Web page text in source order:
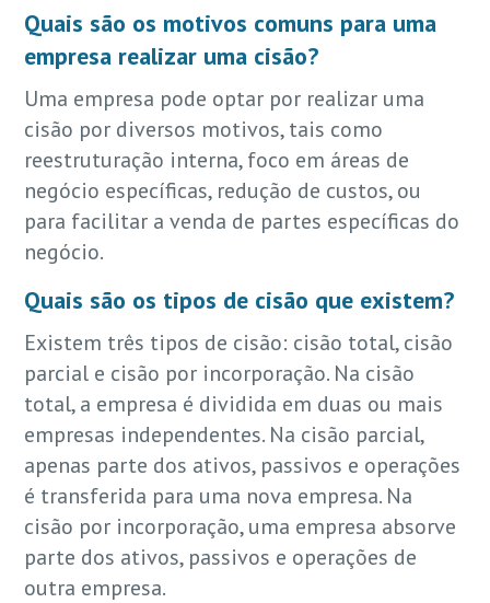
Quais são os motivos comuns para uma
empresa realizar uma cisão?
Uma empresa pode optar por realizar uma
cisão por diversos motivos, tais como
reestruturação interna, foco em áreas de
negócio específicas, redução de custos, ou
para facilitar a venda de partes específicas do
negócio.
Quais são os tipos de cisão que existem?
Existem três tipos de cisão: cisão total, cisão
parcial e cisão por incorporação. Na cisão
total, a empresa é dividida em duas ou mais
empresas independentes. Na cisão parcial,
apenas parte dos ativos, passivos e operações
é transferida para uma nova empresa. Na
cisão por incorporação, uma empresa absorve
parte dos ativos, passivos e operações de
outra empresa.